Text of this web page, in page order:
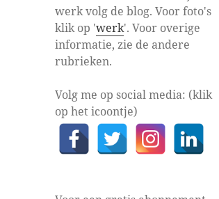
werk volg de blog. Voor foto's
klik op 'werk'. Voor overige
informatie, zie de andere
rubrieken.
Volg me op social media: (klik
op het icoontje)